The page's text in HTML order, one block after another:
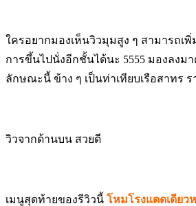
ใครอยากมองเห็นวิวมุมสูง ๆ สามารถเ
การขึ้นไปนั่งอีกชั้นได้นะ 5555 มองลงมา
ลักษณะนี้ ข้าง ๆ เป็นท่าเทียบเรือสาทร
วิวจากด้านบน สวยดี
เมนูสุดท้ายของรีวิวนี้ โหมโรงแดดเดียว